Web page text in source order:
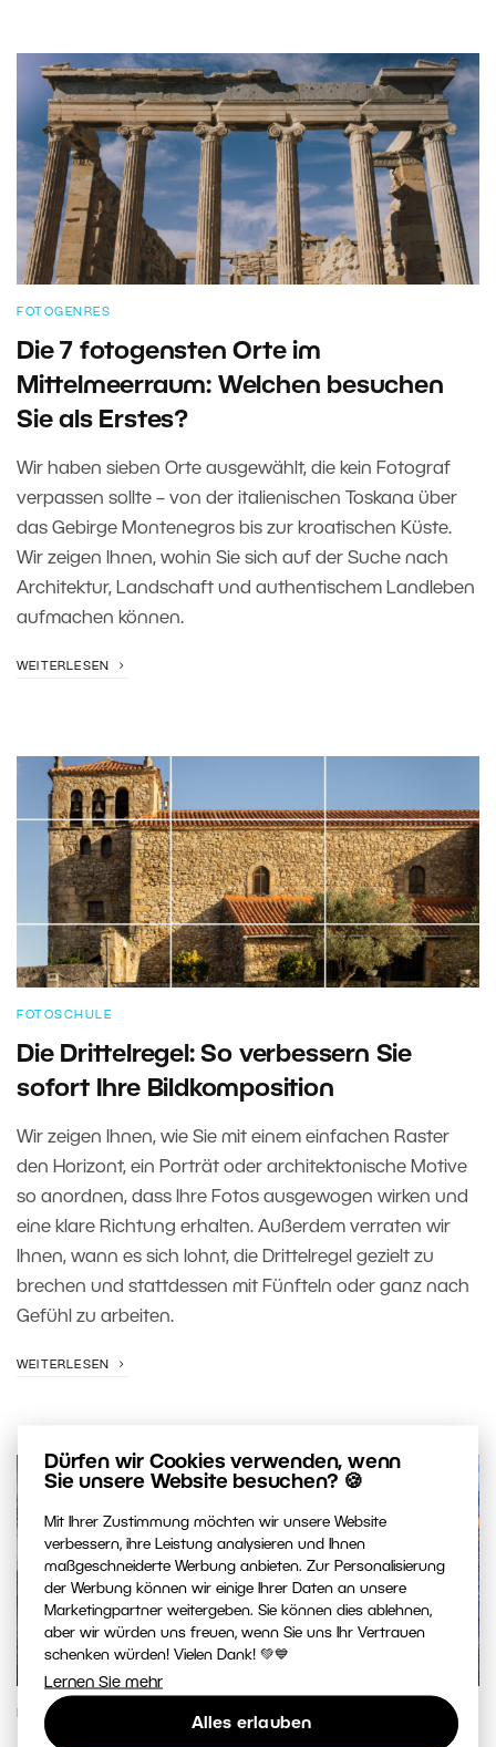
Dürfen wir Cookies verwenden, wenn
Sie unsere Website besuchen? 🍪
Mit Ihrer Zustimmung möchten wir unsere Website
verbessern, ihre Leistung analysieren und Ihnen
maßgeschneiderte Werbung anbieten. Zur Personalisierung
der Werbung können wir einige Ihrer Daten an unsere
Marketingpartner weitergeben. Sie können dies ablehnen,
aber wir würden uns freuen, wenn Sie uns Ihr Vertrauen
schenken würden! Vielen Dank! 💚💙
Lernen Sie mehr
Alles erlauben
FOTOGENRES
Die 7 fotogensten Orte im
Mittelmeerraum: Welchen besuchen
Sie als Erstes?
Wir haben sieben Orte ausgewählt, die kein Fotograf
verpassen sollte – von der italienischen Toskana über
das Gebirge Montenegros bis zur kroatischen Küste.
Wir zeigen Ihnen, wohin Sie sich auf der Suche nach
Architektur, Landschaft und authentischem Landleben
aufmachen können.
WEITERLESEN
FOTOSCHULE
Die Drittelregel: So verbessern Sie
sofort Ihre Bildkomposition
Wir zeigen Ihnen, wie Sie mit einem einfachen Raster
den Horizont, ein Porträt oder architektonische Motive
so anordnen, dass Ihre Fotos ausgewogen wirken und
eine klare Richtung erhalten. Außerdem verraten wir
Ihnen, wann es sich lohnt, die Drittelregel gezielt zu
brechen und stattdessen mit Fünfteln oder ganz nach
Gefühl zu arbeiten.
WEITERLESEN
FOTOSCHULE